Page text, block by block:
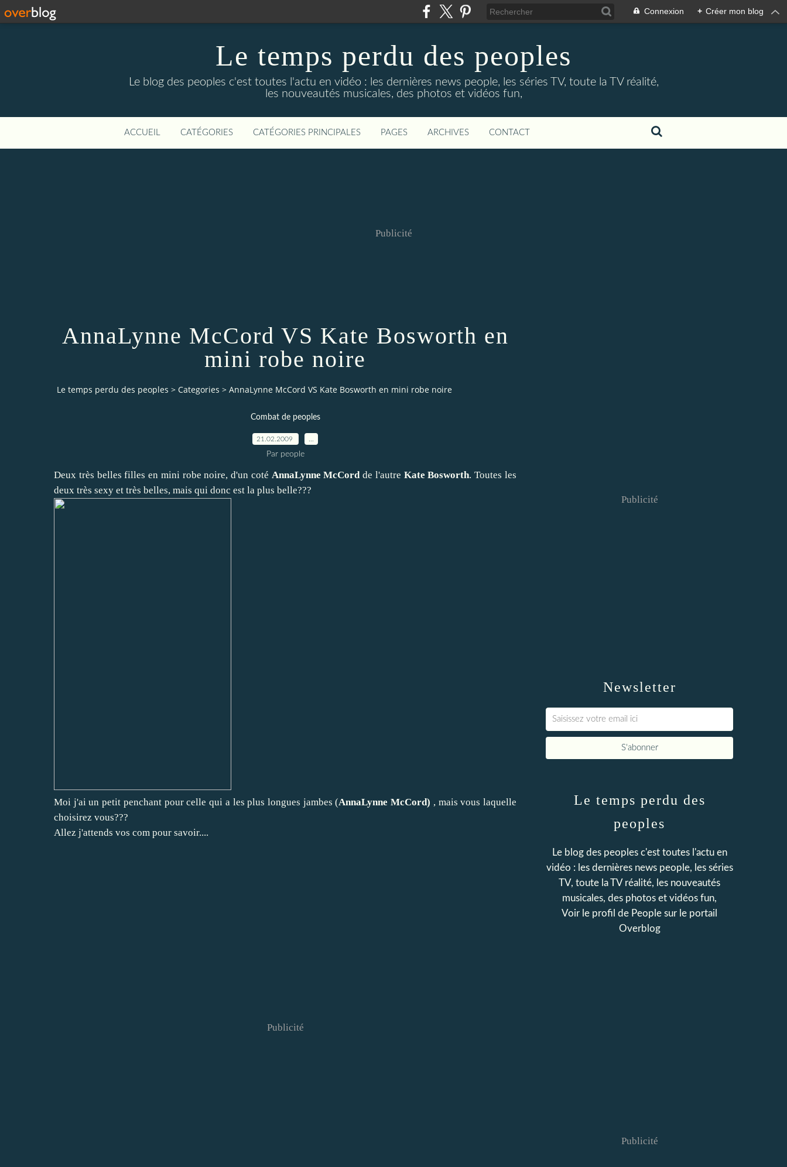
Connexion + Créer mon blog
Le temps perdu des peoples
Le blog des peoples c'est toutes l'actu en vidéo : les dernières news people, les séries TV, toute la TV réalité,
les nouveautés musicales, des photos et vidéos fun,
ACCUEIL CATÉGORIES CATÉGORIES PRINCIPALES PAGES ARCHIVES CONTACT
Publicité
AnnaLynne McCord VS Kate Bosworth en
mini robe noire
Le temps perdu des peoples > Categories > AnnaLynne McCord VS Kate Bosworth en mini robe noire
Combat de peoples
21.02.2009
Par people
Deux très belles filles en mini robe noire, d'un coté AnnaLynne McCord de l'autre Kate Bosworth. Toutes les
deux très sexy et très belles, mais qui donc est la plus belle???
Moi j'ai un petit penchant pour celle qui a les plus longues jambes (AnnaLynne McCord) , mais vous laquelle
choisirez vous???
Allez j'attends vos com pour savoir....
Publicité
Newsletter
Publicité
Le temps perdu des
peoples
Le blog des peoples c'est toutes l'actu en
vidéo : les dernières news people, les séries
TV, toute la TV réalité, les nouveautés
musicales, des photos et vidéos fun,
Voir le profil de People sur le portail
Overblog
Publicité